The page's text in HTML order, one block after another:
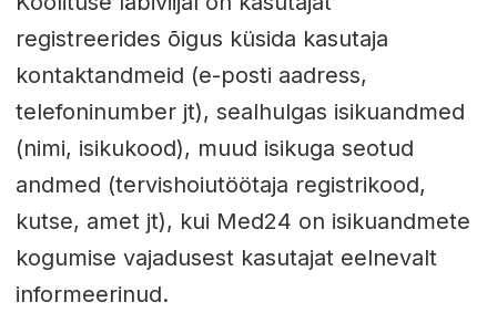
registreerides õigus küsida kasutaja
kontaktandmeid (e-posti aadress,
telefoninumber jt), sealhulgas isikuandmed
(nimi, isikukood), muud isikuga seotud
andmed (tervishoiutöötaja registrikood,
kutse, amet jt), kui Med24 on isikuandmete
kogumise vajadusest kasutajat eelnevalt
informeerinud.